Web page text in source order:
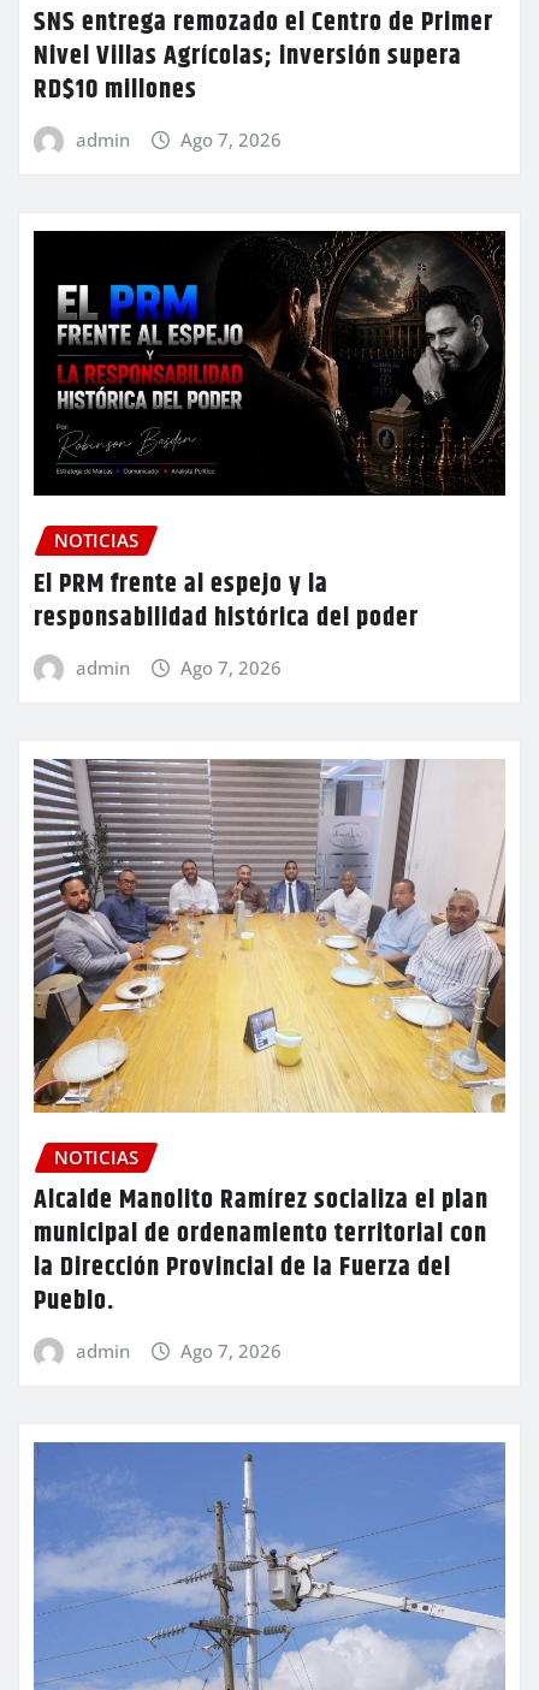
SNS entrega remozado el Centro de Primer
Nivel Villas Agrícolas; inversión supera
RD$10 millones
admin Ago 7, 2026
NOTICIAS
El PRM frente al espejo y la
responsabilidad histórica del poder
admin Ago 7, 2026
NOTICIAS
Alcalde Manolito Ramírez socializa el plan
municipal de ordenamiento territorial con
la Dirección Provincial de la Fuerza del
Pueblo.
admin Ago 7, 2026